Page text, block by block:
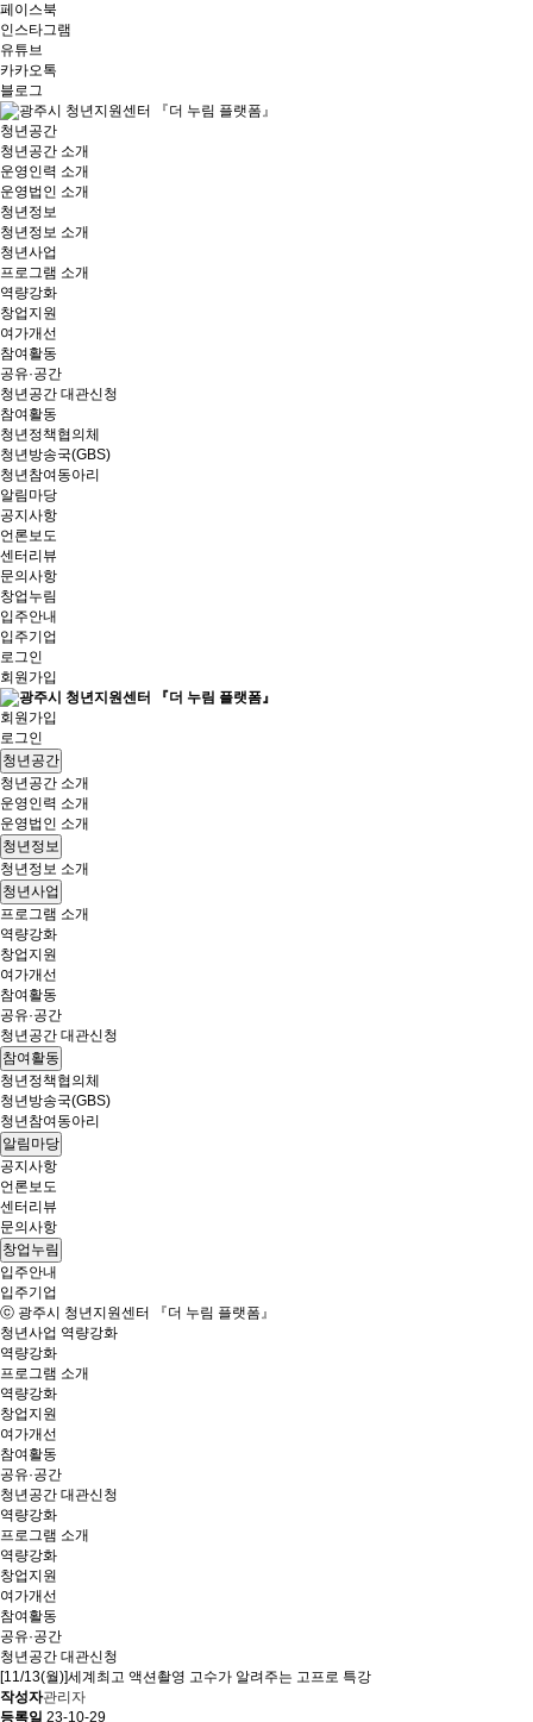
페이스북
인스타그램
유튜브
카카오톡
블로그
청년공간
청년공간 소개
운영인력 소개
운영법인 소개
청년정보
청년정보 소개
청년사업
프로그램 소개
역량강화
창업지원
여가개선
참여활동
공유·공간
청년공간 대관신청
참여활동
청년정책협의체
청년방송국(GBS)
청년참여동아리
알림마당
공지사항
언론보도
센터리뷰
문의사항
창업누림
입주안내
입주기업
로그인
회원가입
회원가입
로그인
청년공간
청년공간 소개
운영인력 소개
운영법인 소개
청년정보
청년정보 소개
청년사업
프로그램 소개
역량강화
창업지원
여가개선
참여활동
공유·공간
청년공간 대관신청
참여활동
청년정책협의체
청년방송국(GBS)
청년참여동아리
알림마당
공지사항
언론보도
센터리뷰
문의사항
창업누림
입주안내
입주기업
ⓒ 광주시 청년지원센터 『더 누림 플랫폼』
청년사업 역량강화
역량강화
프로그램 소개
역량강화
창업지원
여가개선
참여활동
공유·공간
청년공간 대관신청
역량강화
프로그램 소개
역량강화
창업지원
여가개선
참여활동
공유·공간
청년공간 대관신청
[11/13(월)]세계최고 액션촬영 고수가 알려주는 고프로 특강
작성자관리자
등록일 23-10-29